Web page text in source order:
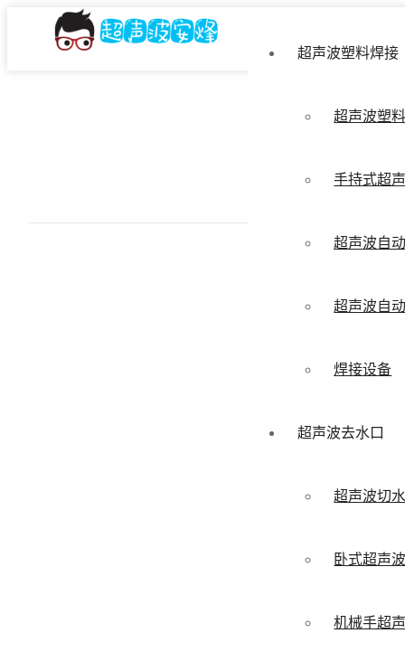
超声波塑料焊接
超声波塑
手持式超
超声波自
超声波自
焊接设备
超声波去水口
超声波切
卧式超声
机械手超